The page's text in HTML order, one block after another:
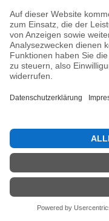
Programm von AOK